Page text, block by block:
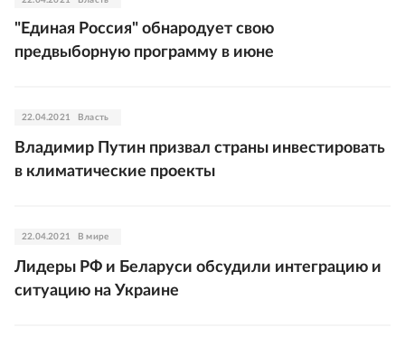
"Единая Россия" обнародует свою
предвыборную программу в июне
22.04.2021 Власть
Владимир Путин призвал страны инвестировать
в климатические проекты
22.04.2021 В мире
Лидеры РФ и Беларуси обсудили интеграцию и
ситуацию на Украине